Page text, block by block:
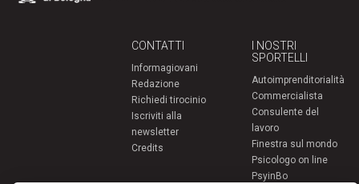
CONTATTI
Informagiovani
Redazione
Richiedi tirocinio
Iscriviti alla
newsletter
Credits
I NOSTRI
SPORTELLI
Autoimprenditorialità
Commercialista
Consulente del
lavoro
Finestra sul mondo
Psicologo on line
PsyinBo